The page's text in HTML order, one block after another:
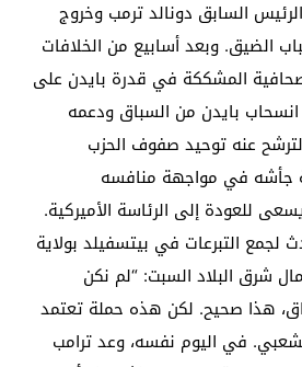
السابق دونالد ترمب وخروج
الضيق. وبعد أسابيع من الخلافات
المشككة في قدرة بايدن على
انسحاب بايدن من السباق ودعمه
عنه توحيد صفوف الحزب
جأشه في مواجهة منافسه
للعودة إلى الرئاسة الأميركية.
التبرعات في بيتسفيلد بولاية
البلاد السبت: “لم نكن
هذا صحيح. لكن هذه حملة تعتمد
في اليوم نفسه، وعد ترامب